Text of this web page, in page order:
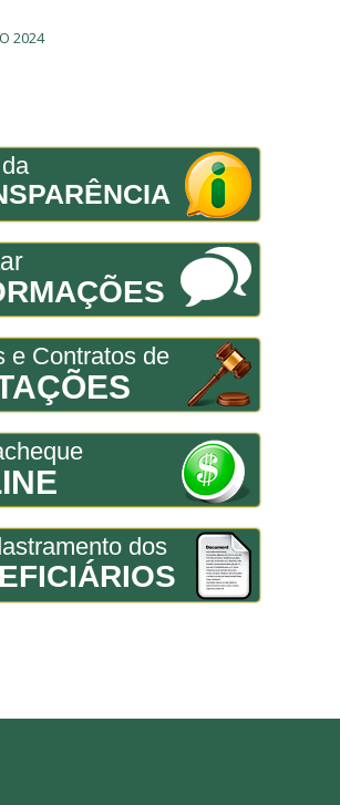
2024
e Contratos de
dos